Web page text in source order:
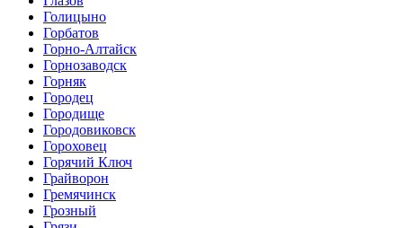
Голицыно
Горбатов
Горно-Алтайск
Горнозаводск
Горняк
Городец
Городище
Городовиковск
Гороховец
Горячий Ключ
Грайворон
Гремячинск
Грозный